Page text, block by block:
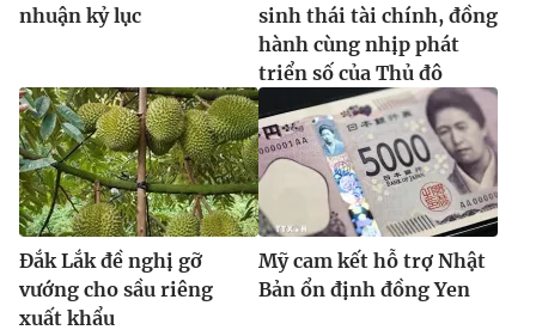
nhuận kỷ lục
sinh thái tài chính, đồng
hành cùng nhịp phát
triển số của Thủ đô
Đắk Lắk đề nghị gỡ
vướng cho sầu riêng
xuất khẩu
Mỹ cam kết hỗ trợ Nhật
Bản ổn định đồng Yen